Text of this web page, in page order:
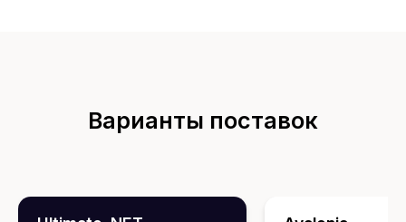
Варианты поставок